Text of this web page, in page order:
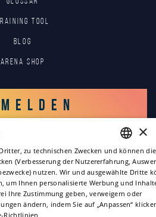
tool
Blog
Arena Shop
ENGLISH
ITALIAN
FRENCH
×
zu technischen Zwecken und können
(Verbesserung der Nutzererfahrung,
nutzen. Wir und ausgewählte Dritte
um Ihnen personalisierte Werbung und
Ihre Zustimmung geben, verweigern oder
ändern, indem Sie auf „Anpassen“
Richtlinien